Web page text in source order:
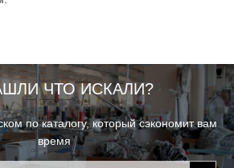
ЧТО ИСКАЛИ?
по каталогу, который сэкономит вам
время